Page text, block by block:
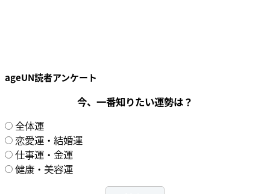
ageUN読者アンケート
今、一番知りたい運勢は？
全体運
恋愛運・結婚運
仕事運・金運
健康・美容運